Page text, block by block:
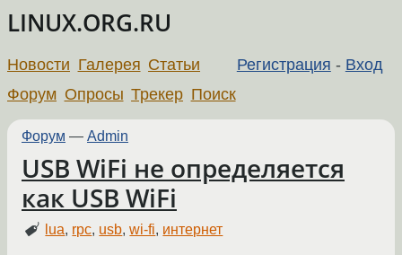
LINUX.ORG.RU
Регистрация - Вход
Новости Галерея Статьи
Форум Опросы Трекер Поиск
Форум — Admin
USB WiFi не определяется
как USB WiFi
lua, rpc, usb,wi-fi, интернет